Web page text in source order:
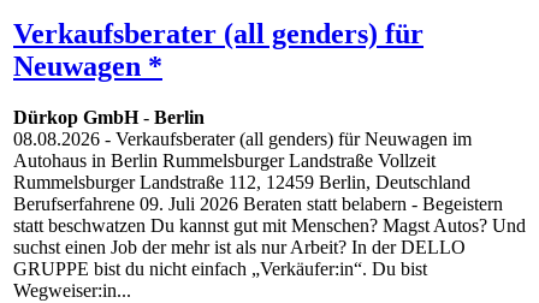
Verkaufsberater (all genders) für
Neuwagen *
Dürkop GmbH- Berlin
08.08.2026 - Verkaufsberater (all genders) für Neuwagen im
Autohaus in Berlin Rummelsburger Landstraße Vollzeit
Rummelsburger Landstraße 112, 12459 Berlin, Deutschland
Berufserfahrene 09. Juli 2026 Beraten statt belabern - Begeistern
statt beschwatzen Du kannst gut mit Menschen? Magst Autos? Und
suchst einen Job der mehr ist als nur Arbeit? In der DELLO
GRUPPE bist du nicht einfach „Verkäufer:in“. Du bist
Wegweiser:in...